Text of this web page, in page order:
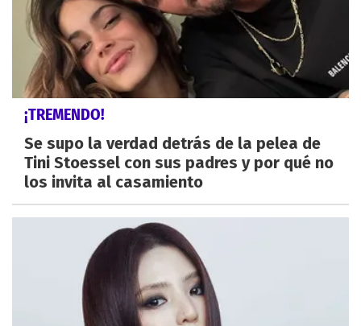
¡TREMENDO!
Se supo la verdad detrás de la pelea de
Tini Stoessel con sus padres y por qué no
los invita al casamiento